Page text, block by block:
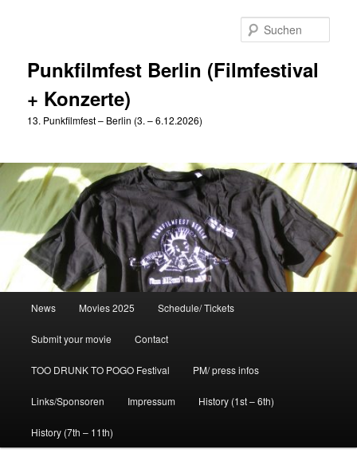
Punkfilmfest Berlin (Filmfestival
+ Konzerte)
13. Punkfilmfest – Berlin (3. – 6.12.2026)
News Movies 2025 Schedule/ Tickets
Submit your movie Contact
TOO DRUNK TO POGO Festival PM/ press infos
Links/Sponsoren Impressum History (1st – 6th)
History (7th – 11th)